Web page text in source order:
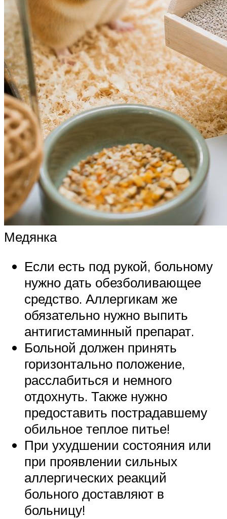
Медянка
Если есть под рукой, больному
нужно дать обезболивающее
средство. Аллергикам же
обязательно нужно выпить
антигистаминный препарат.
Больной должен принять
горизонтально положение,
расслабиться и немного
отдохнуть. Также нужно
предоставить пострадавшему
обильное теплое питье!
При ухудшении состояния или
при проявлении сильных
аллергических реакций
больного доставляют в
больницу!